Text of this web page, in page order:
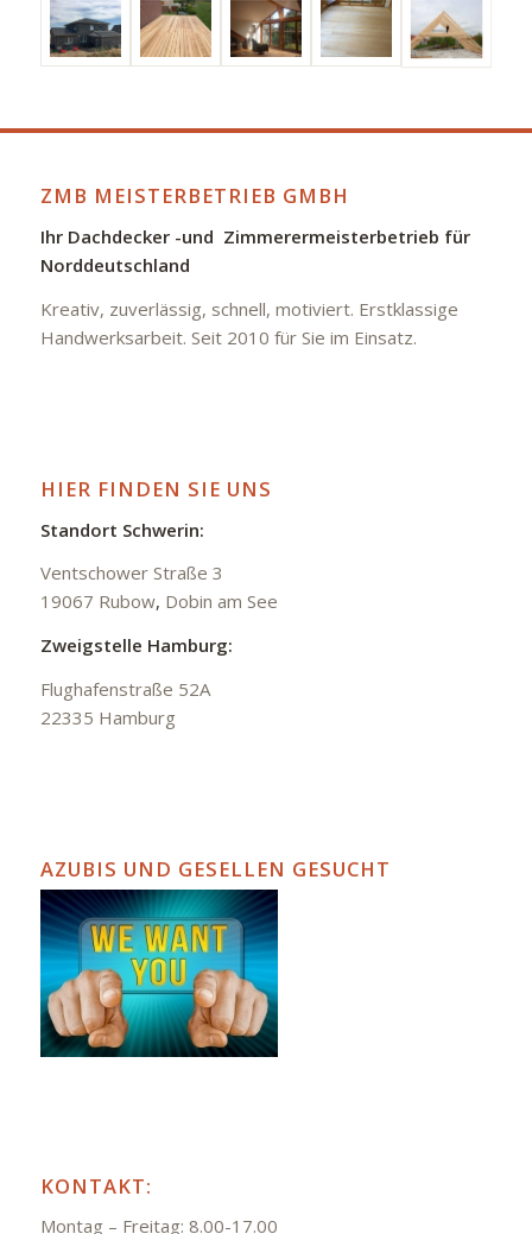
ZMB MEISTERBETRIEB GMBH
Ihr Dachdecker -und Zimmerermeisterbetrieb für
Norddeutschland
Kreativ, zuverlässig, schnell, motiviert. Erstklassige
Handwerksarbeit. Seit 2010 für Sie im Einsatz.
HIER FINDEN SIE UNS
Standort Schwerin:
Ventschower Straße 3
19067 Rubow, Dobin am See
Zweigstelle Hamburg:
Flughafenstraße 52A
22335 Hamburg
AZUBIS UND GESELLEN GESUCHT
KONTAKT:
Montag – Freitag: 8.00-17.00